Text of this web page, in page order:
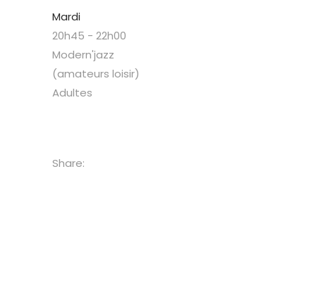
Mardi
20h45 - 22h00
Modern'jazz
(amateurs loisir)
Adultes
Share: